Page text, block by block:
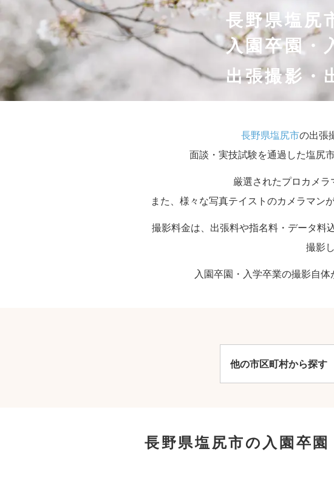
長野県塩尻
入園卒園・
出張撮影・
長野県塩尻市の出張
面談・実技試験を通過した塩尻
厳選されたプロカメラ
また、様々な写真テイストのカメラマン
撮影料金は、出張料や指名料・データ料
撮影
入園卒園・入学卒業の撮影自
他の市区町村から探す
長野県塩尻市の入園卒